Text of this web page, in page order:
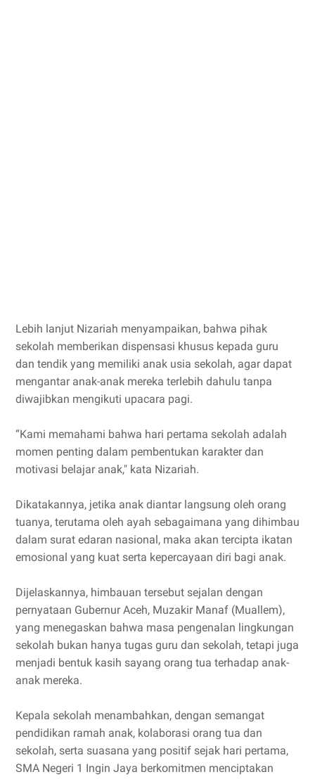
Lebih lanjut Nizariah menyampaikan, bahwa pihak
sekolah memberikan dispensasi khusus kepada guru
dan tendik yang memiliki anak usia sekolah, agar dapat
mengantar anak-anak mereka terlebih dahulu tanpa
diwajibkan mengikuti upacara pagi.
“Kami memahami bahwa hari pertama sekolah adalah
momen penting dalam pembentukan karakter dan
motivasi belajar anak," kata Nizariah.
Dikatakannya, jetika anak diantar langsung oleh orang
tuanya, terutama oleh ayah sebagaimana yang dihimbau
dalam surat edaran nasional, maka akan tercipta ikatan
emosional yang kuat serta kepercayaan diri bagi anak.
Dijelaskannya, himbauan tersebut sejalan dengan
pernyataan Gubernur Aceh, Muzakir Manaf (Muallem),
yang menegaskan bahwa masa pengenalan lingkungan
sekolah bukan hanya tugas guru dan sekolah, tetapi juga
menjadi bentuk kasih sayang orang tua terhadap anak-
anak mereka.
Kepala sekolah menambahkan, dengan semangat
pendidikan ramah anak, kolaborasi orang tua dan
sekolah, serta suasana yang positif sejak hari pertama,
SMA Negeri 1 Ingin Jaya berkomitmen menciptakan